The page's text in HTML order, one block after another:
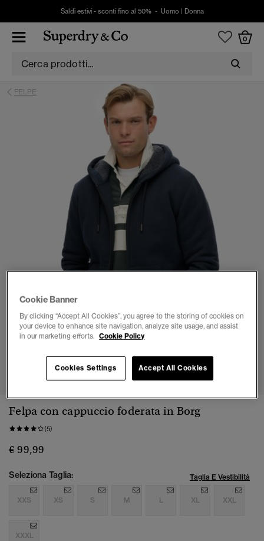
Saldi estivi - sconti fino al 50% - Uomo Donna
0
FELPE
Felpa con cappuccio foderata in Borg
(5)
€ 99,99
Seleziona Taglia: Taglia E Vestibilità
XXS XS S M L XL XXL
XXXL
Cookie Banner
By clicking “Accept All Cookies”, you agree to the storing of cookies on
your device to enhance site navigation, analyze site usage, and assist
in our marketing efforts. Cookie Policy
Cookies Settings Accept All Cookies